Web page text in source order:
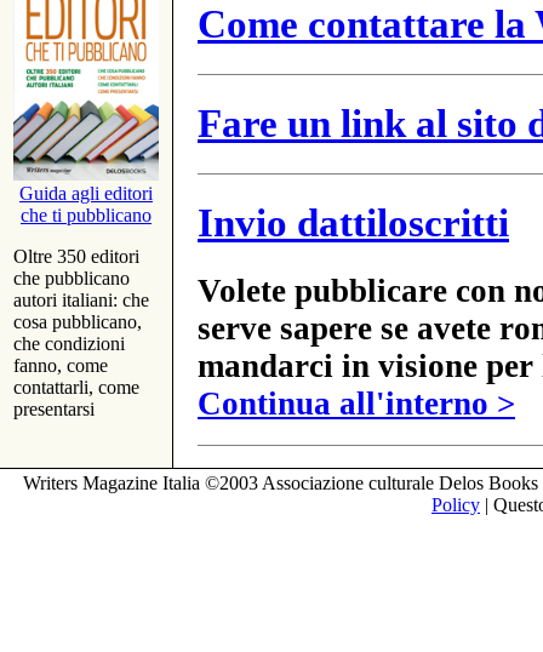
Guida agli editori
che ti pubblicano
Oltre 350 editori
che pubblicano
autori italiani: che
cosa pubblicano,
che condizioni
fanno, come
contattarli, come
presentarsi
Come contattare
Fare un link al sito
Invio dattiloscritti
Volete pubblicare con
serve sapere se avete
mandarci in visione
Continua all'interno >
Writers Magazine Italia ©2003 Associazione culturale Delos
Policy |